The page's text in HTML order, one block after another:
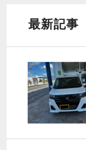
最新記事